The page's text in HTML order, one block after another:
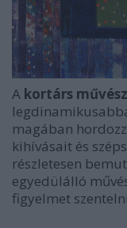
A kortárs
magában
kihívásait és
részletesen
egyedülálló
figyelmet